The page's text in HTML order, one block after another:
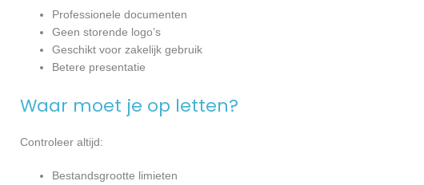
Professionele documenten
Geen storende logo’s
Geschikt voor zakelijk gebruik
Betere presentatie
Waar moet je op letten?
Controleer altijd:
Bestandsgrootte limieten